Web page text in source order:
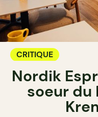
CRITIQUE
Nordik
soeur du